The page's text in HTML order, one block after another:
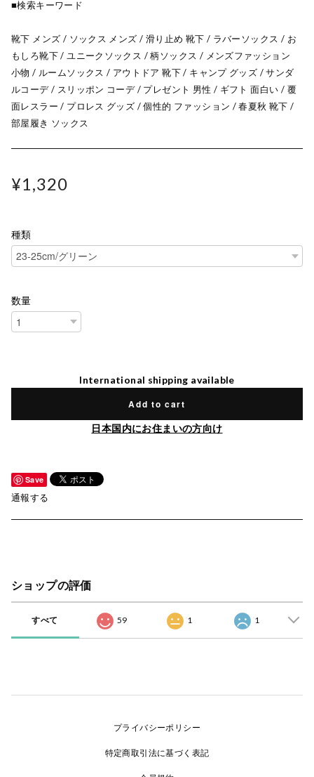
■検索キーワード
靴下 メンズ / ソックス メンズ / 滑り止め 靴下 / ラバーソックス / お
もしろ靴下 / ユニークソックス / 柄ソックス / メンズファッション
小物 / ルームソックス / アウトドア 靴下 / キャンプ グッズ / サンダ
ルコーデ / スリッポン コーデ / プレゼント 男性 / ギフト 面白い / 覆
面レスラー / プロレス グッズ / 個性的 ファッション / 春夏秋 靴下 /
部屋履き ソックス
¥1,320
種類
数量
International shipping available
Add to cart
日本国内にお住まいの方向け
Save
通報する
ショップの評価
すべて 59 1 1
プライバシーポリシー
特定商取引法に基づく表記